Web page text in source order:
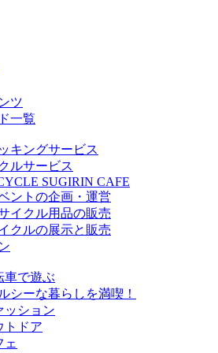
ツ
一覧
キングサービス
ルサービス
SUGIRIN CAFE
ントの企画・運営
イクル用品の販売
クルの展示と販売
車で遊ぶ
シーな暮らしを満喫！
ッション
トドア
ェ